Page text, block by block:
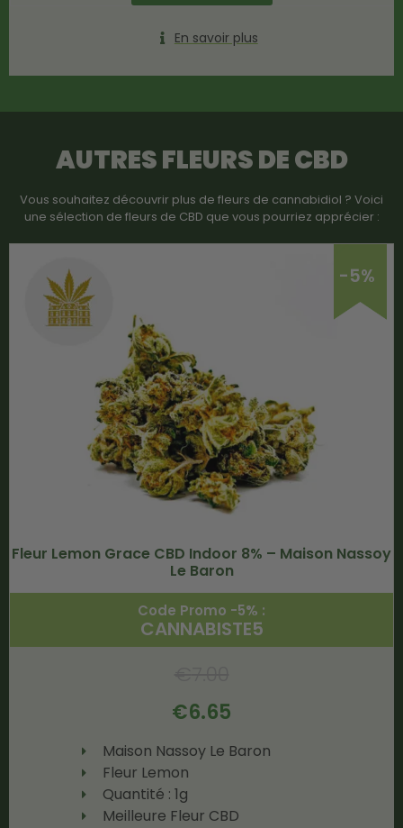
En savoir plus
AUTRES FLEURS DE CBD
Vous souhaitez découvrir plus de fleurs de cannabidiol ? Voici
une sélection de fleurs de CBD que vous pourriez apprécier :
-5%
Fleur Lemon Grace CBD Indoor 8% – Maison Nassoy
Le Baron
Code Promo -5% :
CANNABISTE5
€6.65
Maison Nassoy Le Baron
Fleur Lemon
Quantité : 1g
Meilleure Fleur CBD